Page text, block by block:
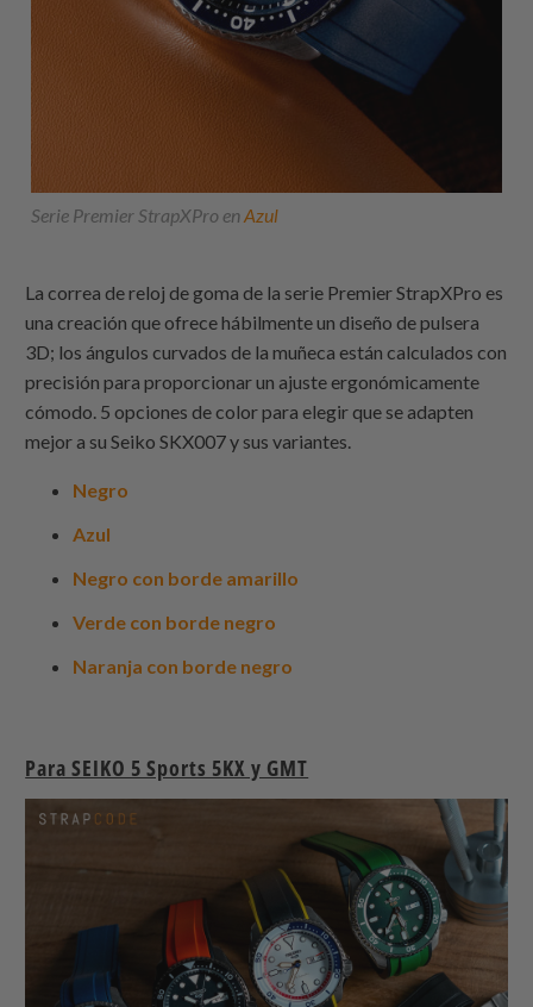
Serie Premier StrapXPro enAzul
La correa de reloj de goma de la serie Premier StrapXPro es
una creación que ofrece hábilmente un diseño de pulsera
3D; los ángulos curvados de la muñeca están calculados con
precisión para proporcionar un ajuste ergonómicamente
cómodo. 5 opciones de color para elegir que se adapten
mejor a su Seiko SKX007 y sus variantes.
Negro
Azul
Negro con borde amarillo
Verde con borde negro
Naranja con borde negro
Para SEIKO 5 Sports 5KX y GMT